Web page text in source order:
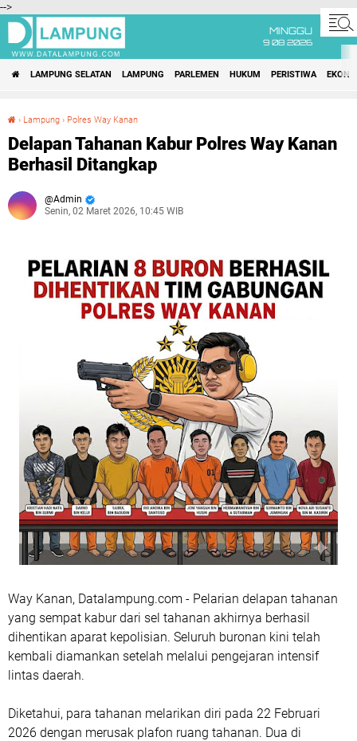
-->
MINGGU
9 08 2026
LAMPUNG SELATAN LAMPUNG PARLEMEN HUKUM PERISTIWA
› Lampung › Polres Way Kanan
Delapan Tahanan Kabur Polres Way Kanan
Berhasil Ditangkap
Admin
Senin, 02 Maret 2026, 10:45 WIB
Way Kanan, Datalampung.com - Pelarian delapan tahanan
yang sempat kabur dari sel tahanan akhirnya berhasil
dihentikan aparat kepolisian. Seluruh buronan kini telah
kembali diamankan setelah melalui pengejaran intensif
lintas daerah.
Diketahui, para tahanan melarikan diri pada 22 Februari
2026 dengan merusak plafon ruang tahanan. Dua di